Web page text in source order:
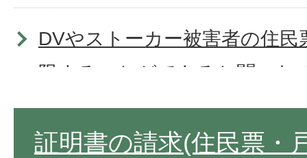
DVやストーカー被害者の住
限することができると聞いた
住民票コードとは何ですか。
証明書の請求(住民票・